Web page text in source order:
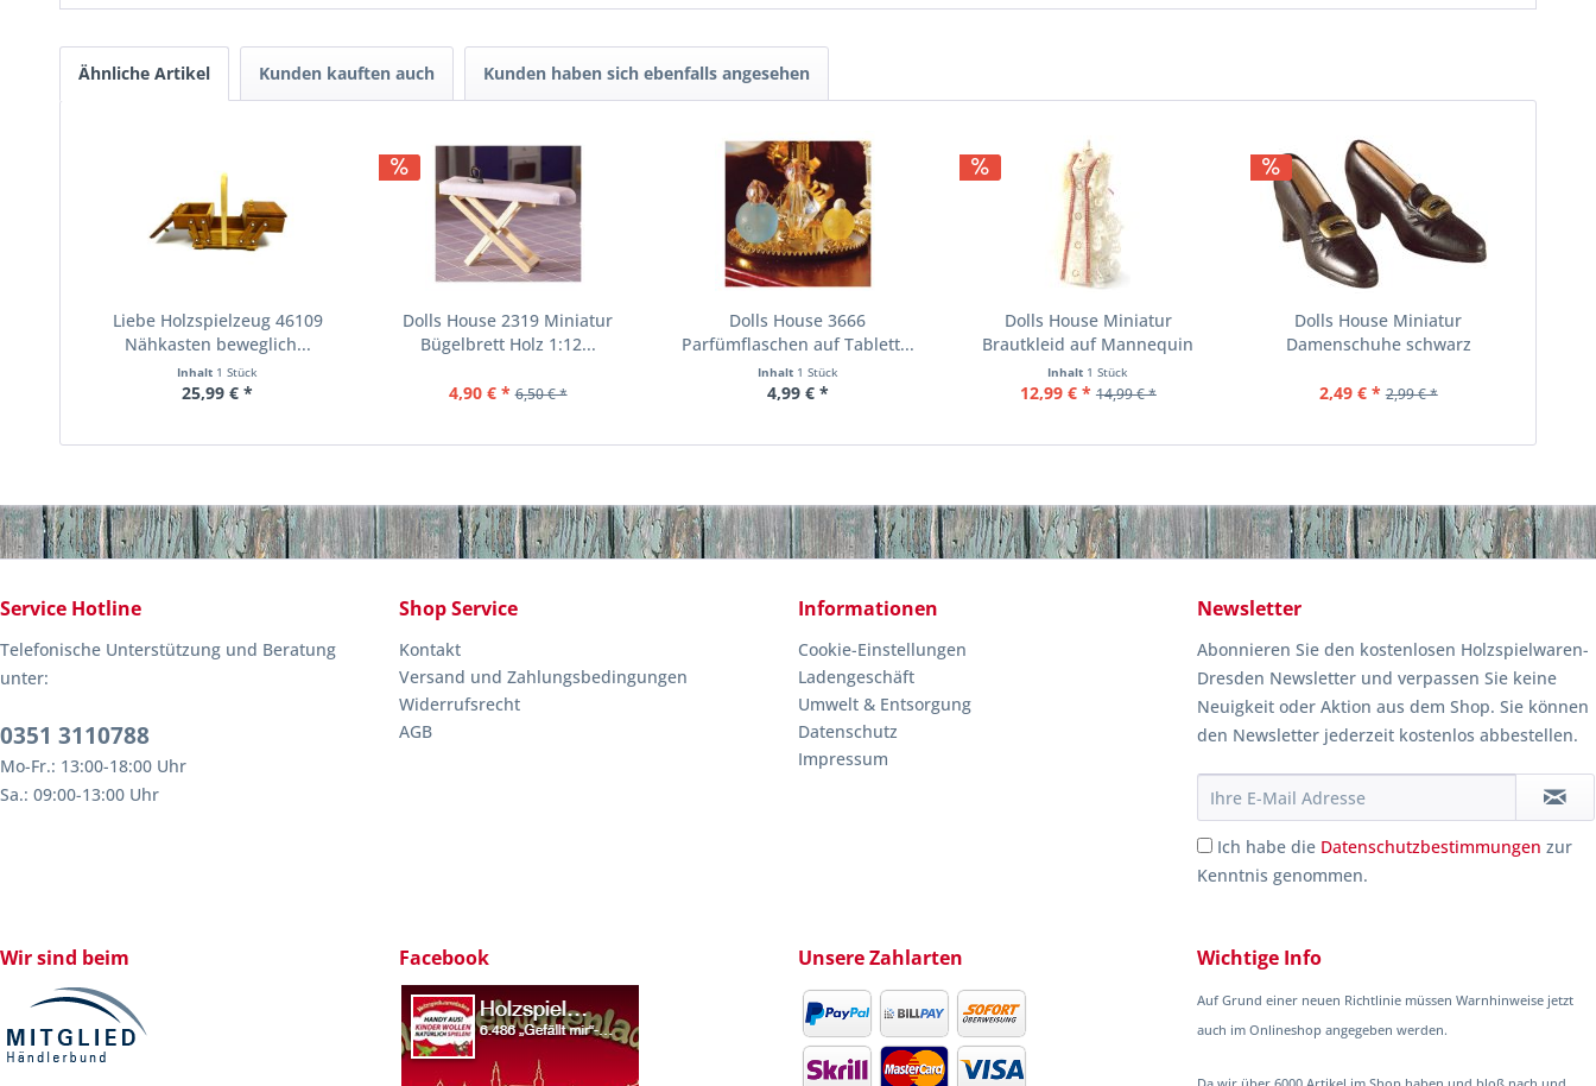
Ähnliche Artikel Kunden kauften auch Kunden haben sich ebenfalls angesehen
Liebe Holzspielzeug 46109
Nähkasten beweglich...
Inhalt 1 Stück
25,99 € *
Dolls House 2319 Miniatur
Bügelbrett Holz 1:12...
4,90 € * 6,50 € *
Dolls House 3666
Parfümflaschen auf Tablett...
Inhalt 1 Stück
4,99 € *
Dolls House Miniatur
Brautkleid auf Mannequin
Inhalt 1 Stück
12,99 € * 14,99 € *
Dolls House Miniatur
Damenschuhe schwarz
2,49 € * 2,99 € *
Service Hotline
Telefonische Unterstützung und Beratung
unter:
0351 3110788
Mo-Fr.: 13:00-18:00 Uhr
Sa.: 09:00-13:00 Uhr
Shop Service
Kontakt
Versand und Zahlungsbedingungen
Widerrufsrecht
AGB
Informationen
Cookie-Einstellungen
Ladengeschäft
Umwelt & Entsorgung
Datenschutz
Impressum
Newsletter
Abonnieren Sie den kostenlosen Holzspielwaren-
Dresden Newsletter und verpassen Sie keine
Neuigkeit oder Aktion aus dem Shop. Sie können
den Newsletter jederzeit kostenlos abbestellen.
Ich habe die Datenschutzbestimmungen zur
Kenntnis genommen.
Wir sind beim Facebook Unsere Zahlarten Wichtige Info
Auf Grund einer neuen Richtlinie müssen Warnhinweise jetzt
auch im Onlineshop angegeben werden.